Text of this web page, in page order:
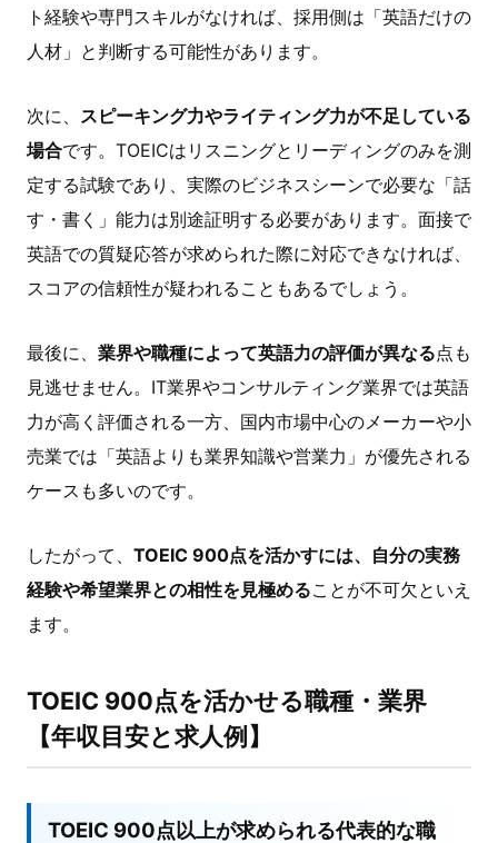
ト経験や専門スキルがなければ、採用側は「英語だけの
人材」と判断する可能性があります。
次に、 スピーキング力やライティング力が不足している
場合です。TOEICはリスニングとリーディングのみを測
定する試験であり、実際のビジネスシーンで必要な「話
す・書く」能力は別途証明する必要があります。面接で
英語での質疑応答が求められた際に対応できなければ、
スコアの信頼性が疑われることもあるでしょう。
最後に、 業界や職種によって英語力の評価が異なる点も
見逃せません。IT業界やコンサルティング業界では英語
力が高く評価される一方、国内市場中心のメーカーや小
売業では「英語よりも業界知識や営業力」が優先される
ケースも多いのです。
したがって、 TOEIC 900点を活かすには、自分の実務
経験や希望業界との相性を見極めることが不可欠といえ
ます。
TOEIC 900点を活かせる職種・業界
【年収目安と求人例】
TOEIC 900点以上が求められる代表的な職